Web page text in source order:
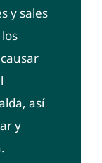
y sales
así
y